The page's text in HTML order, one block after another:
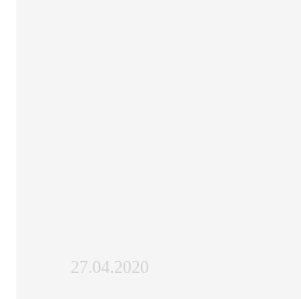
27.04.2020